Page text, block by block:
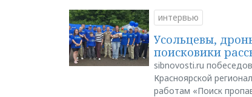
интервью
Усольцевы,
поисковики
sibnovosti.ru
Красноярской
работам «Поиск